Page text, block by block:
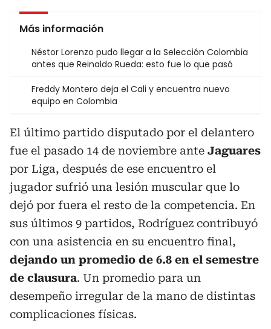
Más información
Néstor Lorenzo pudo llegar a la Selección Colombia
antes que Reinaldo Rueda: esto fue lo que pasó
Freddy Montero deja el Cali y encuentra nuevo
equipo en Colombia
El último partido disputado por el delantero
fue el pasado 14 de noviembre ante Jaguares
por Liga, después de ese encuentro el
jugador sufrió una lesión muscular que lo
dejó por fuera el resto de la competencia. En
sus últimos 9 partidos, Rodríguez contribuyó
con una asistencia en su encuentro final,
dejando un promedio de 6.8 en el semestre
de clausura. Un promedio para un
desempeño irregular de la mano de distintas
complicaciones físicas.